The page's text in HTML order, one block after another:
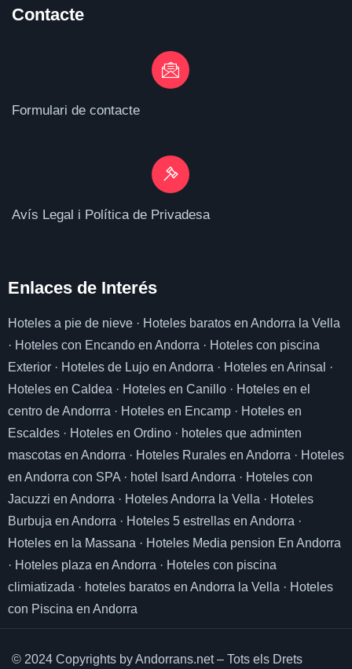
Contacte
Formulari de contacte
Avís Legal i Política de Privadesa
Enlaces de Interés
Hoteles a pie de nieve · Hoteles baratos en Andorra la Vella
· Hoteles con Encando en Andorra · Hoteles con piscina
Exterior · Hoteles de Lujo en Andorra · Hoteles en Arinsal
·
Hoteles en Caldea · Hoteles en Canillo · Hoteles en el
centro de Andorrra · Hoteles en Encamp · Hoteles en
Escaldes · Hoteles en Ordino · hoteles que adminten
mascotas en Andorra · Hoteles Rurales en Andorra · Hoteles
en Andorra con SPA · hotel Isard Andorra · Hoteles con
Jacuzzi en Andorra · Hoteles Andorra la Vella · Hoteles
Burbuja en Andorra · Hoteles 5 estrellas en Andorra ·
Hoteles en la Massana · Hoteles Media pension En Andorra
· Hoteles plaza en Andorra · Hoteles con piscina
climiatizada · hoteles baratos en Andorra la Vella · Hoteles
con Piscina en Andorra
© 2024 Copyrights by Andorrans.net – Tots els Drets